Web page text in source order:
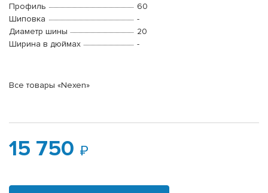
Профиль
60
Шиповка
-
Диаметр шины
20
Ширина в дюймах
-
Все товары «Nexen»
15 750